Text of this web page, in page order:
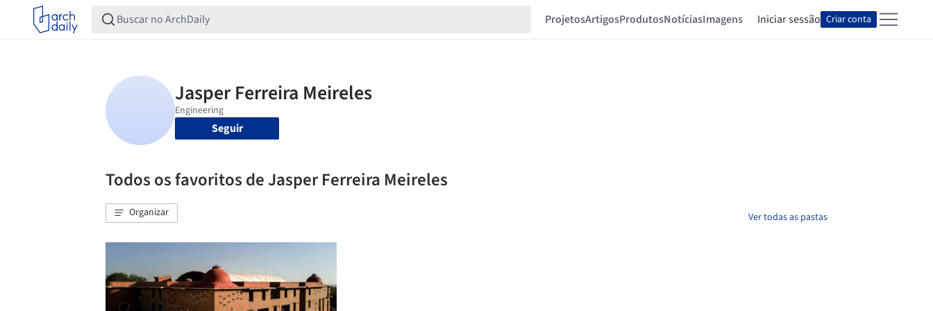
ProjetosArtigosProdutosNotíciasImagens Iniciar sessão Criar conta
Seguir
Todos os favoritos de Jasper Ferreira Meireles
Organizar Ver todas as pastas